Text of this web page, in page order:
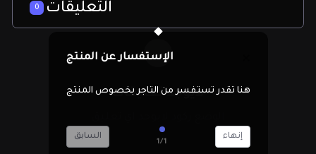
0 التعليقات
لايوجد تعليقات
الإستفسار عن المنتج
هنا تقدر تستفسر من التاجر بخصوص المنتج
السابق
1/1
إنهاء